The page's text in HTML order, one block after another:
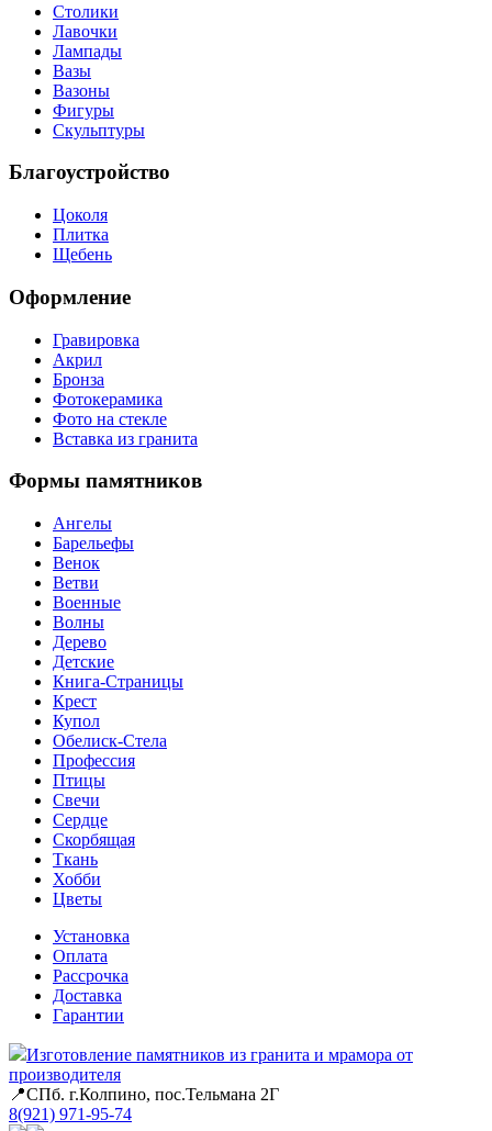
Столики
Лавочки
Лампады
Вазы
Вазоны
Фигуры
Скульптуры
Благоустройство
Цоколя
Плитка
Щебень
Оформление
Гравировка
Акрил
Бронза
Фотокерамика
Фото на стекле
Вставка из гранита
Формы памятников
Ангелы
Барельефы
Венок
Ветви
Военные
Волны
Дерево
Детские
Книга-Страницы
Крест
Купол
Обелиск-Стела
Профессия
Птицы
Свечи
Сердце
Скорбящая
Ткань
Хобби
Цветы
Установка
Оплата
Рассрочка
Доставка
Гарантии
Изготовление памятников из гранита и мрамора от
производителя
📍СПб. г.Колпино, пос.Тельмана 2Г
8(921) 971-95-74